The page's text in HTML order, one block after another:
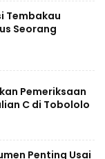
Tembakau
Seorang
Pemeriksaan
C di Tobololo
Penting Usai